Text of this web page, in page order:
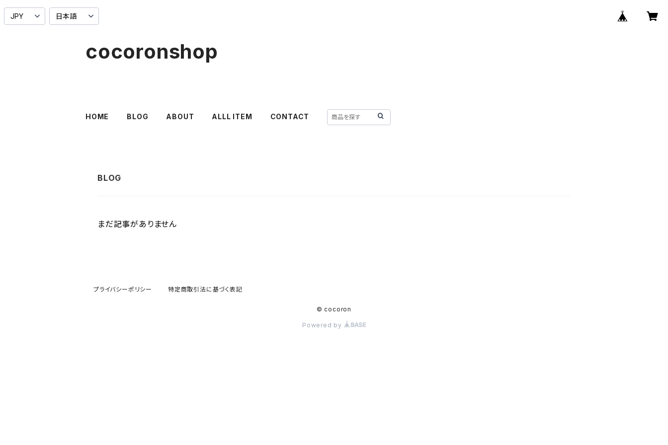
cocoronshop
HOME BLOG ABOUT ALLL ITEM CONTACT
まだ記事がありません
プライバシーポリシー 特定商取引法に基づく表記
© cocoron
Powered by